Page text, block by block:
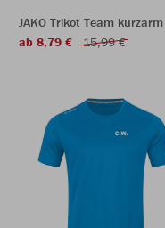
JAKO Trikot Team kurzarm
ab 8,79 €
15,99 €